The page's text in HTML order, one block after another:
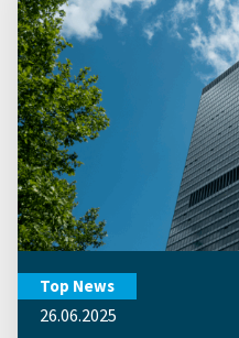
Top News
26.06.2025